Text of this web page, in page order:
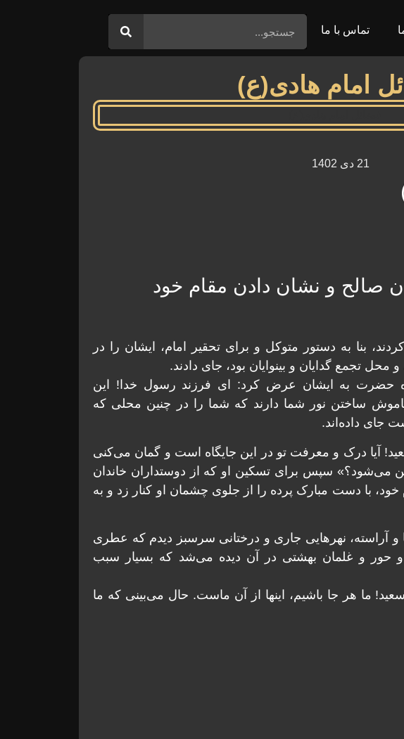
تماس با ما
امام هادی(ع)
21 دی 1402
صالح و نشان دادن مقام خود
بنا به دستور متوكل و براى تحقير امام، ايشان را در
تجمع گدايان و بينوايان بود، جاى دادند.
حضرت به ايشان عرض كرد: اى فرزند رسول خدا! اين
ساختن نور شما دارند كه شما را در چنين محلى كه
جاى داده‌اند.
آيا درک و معرفت تو در اين جايگاه است و گمان مى‌كنى
مى‌شود؟» سپس براى تسكين او كه از دوستداران خاندان
با دست مبارک پرده را از جلوى چشمان او كنار زد و به
و آراسته، نهرهايى جارى و درختانى سرسبز ديدم كه عطرى
و حور و غلمان بهشتى در آن ديده مى‌شد كه بسيار سبب
ما هر جا باشيم، اينها از آن ماست. حال مى‌بينى كه ما